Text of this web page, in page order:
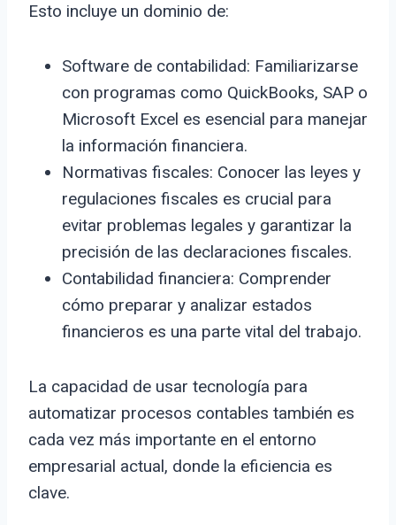
Esto incluye un dominio de:
Software de contabilidad: Familiarizarse
con programas como QuickBooks, SAP o
Microsoft Excel es esencial para manejar
la información financiera.
Normativas fiscales: Conocer las leyes y
regulaciones fiscales es crucial para
evitar problemas legales y garantizar la
precisión de las declaraciones fiscales.
Contabilidad financiera: Comprender
cómo preparar y analizar estados
financieros es una parte vital del trabajo.
La capacidad de usar tecnología para
automatizar procesos contables también es
cada vez más importante en el entorno
empresarial actual, donde la eficiencia es
clave.